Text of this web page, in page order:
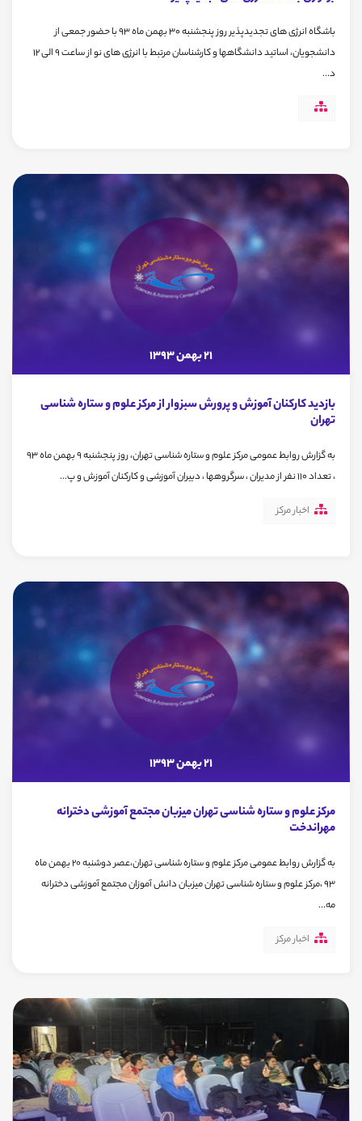
باشگاه انرژی های تجدیدپذیر روز پنجشنبه 30 بهمن ماه 93 با حضور جمعی از
دانشجویان، اساتید دانشگاهها و کارشناسان مرتبط با انرژی های نو از ساعت 9 الی 12
د...
21 بهمن 1393
بازدید کارکنان آموزش و پرورش سبزوار از مرکز علوم و ستاره شناسی
تهران
به گزارش روابط عمومی مرکز علوم و ستاره شناسی تهران، روز پنجشنبه 9 بهمن ماه 93
، تعداد 110 نفر از مدیران ، سرگروهها ، دبیران آموزشی و کارکنان آموزش و پ...
اخبار مرکز
21 بهمن 1393
مرکز علوم و ستاره شناسی تهران میزبان مجتمع آموزشی دخترانه
مهراندخت
به گزارش روابط عمومی مرکز علوم و ستاره شناسی تهران،عصر دوشنبه 20 بهمن ماه
93 ،مرکز علوم و ستاره شناسی تهران میزبان دانش آموزان مجتمع آموزشی دخترانه
مه...
اخبار مرکز